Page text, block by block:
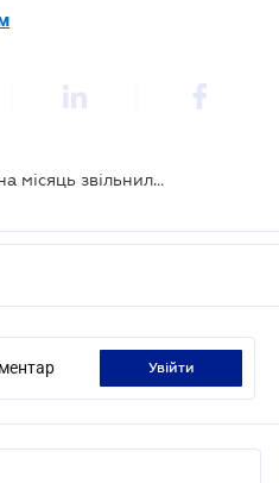
Ужгородських підприємців на місяць звільнили від єдиного і земельного податку
увійти